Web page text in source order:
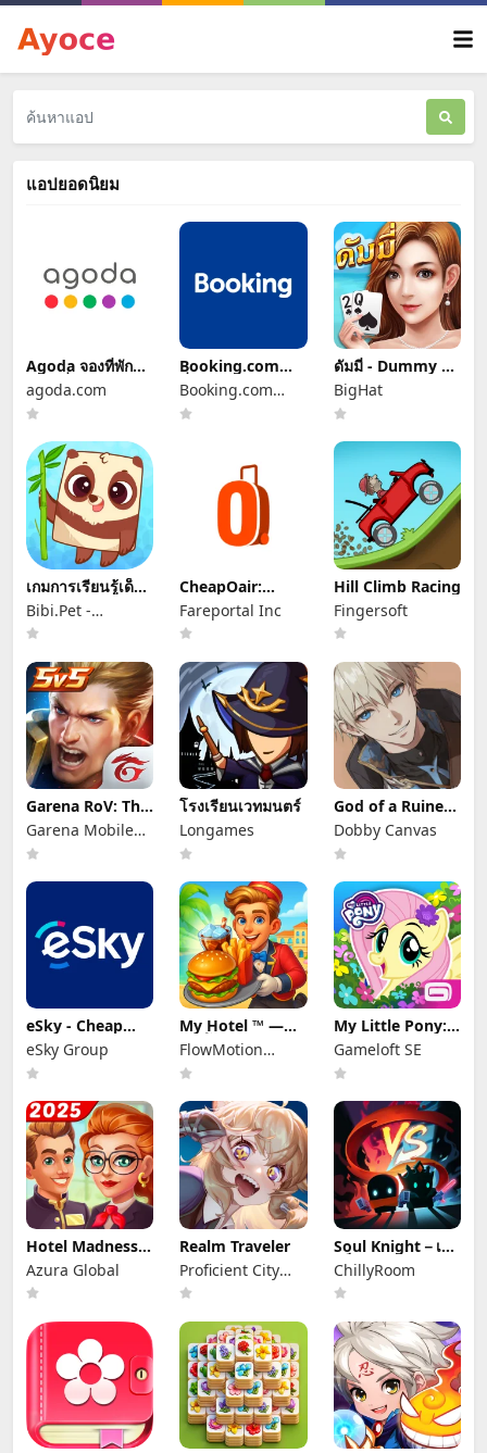
แอปยอดนิยม
Agoda จองที่พัก
และเที่ยวบิน
agoda.com
Booking.com
ที่พักราคาพิเศษ
Booking.com
Hotels & Vacation
ดัมมี่ - Dummy ไพ่
แคง ป๊อกเด้ง
BigHat
เกมการเรียนรู้เด็ก
วัยหัดเดิน
Bibi.Pet -
Toddlers Games -
Shapes
CheapOair:
Cheap Flight
Deals
Fareportal Inc
Hill Climb Racing
Fingersoft
Garena RoV: The
Mildar's Rise
Garena Mobile
Private Limited
โรงเรียนเวทมนตร์
Longames
God of a Ruined
World
Dobby Canvas
eSky - Cheap
Flights & Travel
eSky Group
My Hotel ™ —
เกมโรงแรม
FlowMotion
Entertainment
My Little Pony:
เจ้าหญิงเวทย์
Gameloft SE
Hotel Madness
Grand Hotel
Azura Global
Realm Traveler
Proficient City
Hong Kong
Soul Knight－เกม
แอ็กชัน
ChillyRoom